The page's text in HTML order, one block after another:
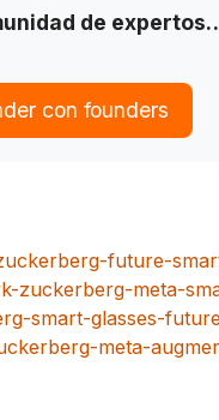
de
con founders
future-
zuckerberg-meta-
smart-glasses-
meta-